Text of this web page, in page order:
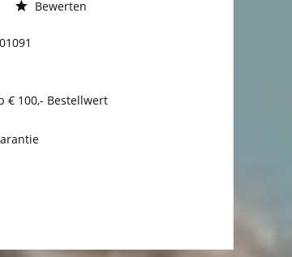
Bewerten
€ 100,- Bestellwert